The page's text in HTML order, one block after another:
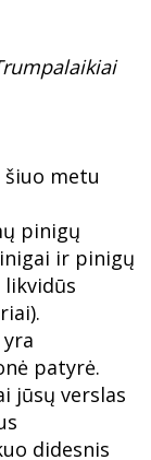
metu
pinigų
ir pinigų
likvidūs
patyrė.
jūsų verslas
didesnis